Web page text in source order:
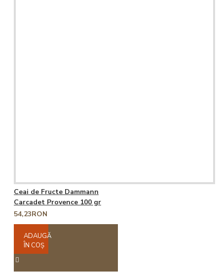
Ceai de Fructe Dammann
Carcadet Provence 100 gr
54,23RON
ADAUGĂ
ÎN COŞ